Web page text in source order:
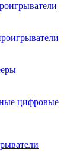
цифровые